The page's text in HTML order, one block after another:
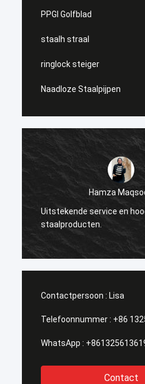
PPGI Golfblad
staalh straal
ringlock steiger
Naadloze Staalpijpen
Geïnspireerd
van het staal,
industriële
Contactpersoon : Lisa
Telefoonnummer : +86
WhatsApp :
Contact